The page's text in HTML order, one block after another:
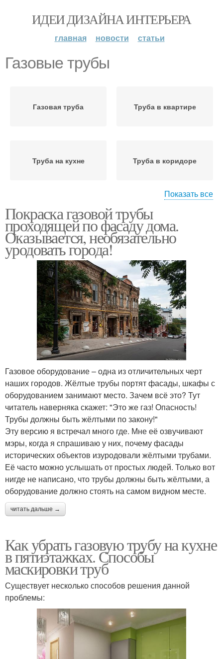
ИДЕИ ДИЗАЙНА ИНТЕРЬЕРА
главная новости статьи
Газовые трубы
Газовая труба Труба в квартире
Труба на кухне Труба в коридоре
Трубы на кухне
Показать все
Покраска газовой трубы
проходящей по фасаду дома.
Оказывается, необязательно
уродовать города!
Газовое оборудование – одна из отличительных черт
наших городов. Жёлтые трубы портят фасады, шкафы с
оборудованием занимают место. Зачем всё это? Тут
читатель наверняка скажет: "Это же газ! Опасность!
Трубы должны быть жёлтыми по закону!"
Эту версию я встречал много где. Мне её озвучивают
мэры, когда я спрашиваю у них, почему фасады
исторических объектов изуродовали жёлтыми трубами.
Её часто можно услышать от простых людей. Только вот
нигде не написано, что трубы должны быть жёлтыми, а
оборудование должно стоять на самом видном месте.
читать дальше →
Как убрать газовую трубу на кухне
в пятиэтажках. Способы
маскировки труб
Существует несколько способов решения данной
проблемы: